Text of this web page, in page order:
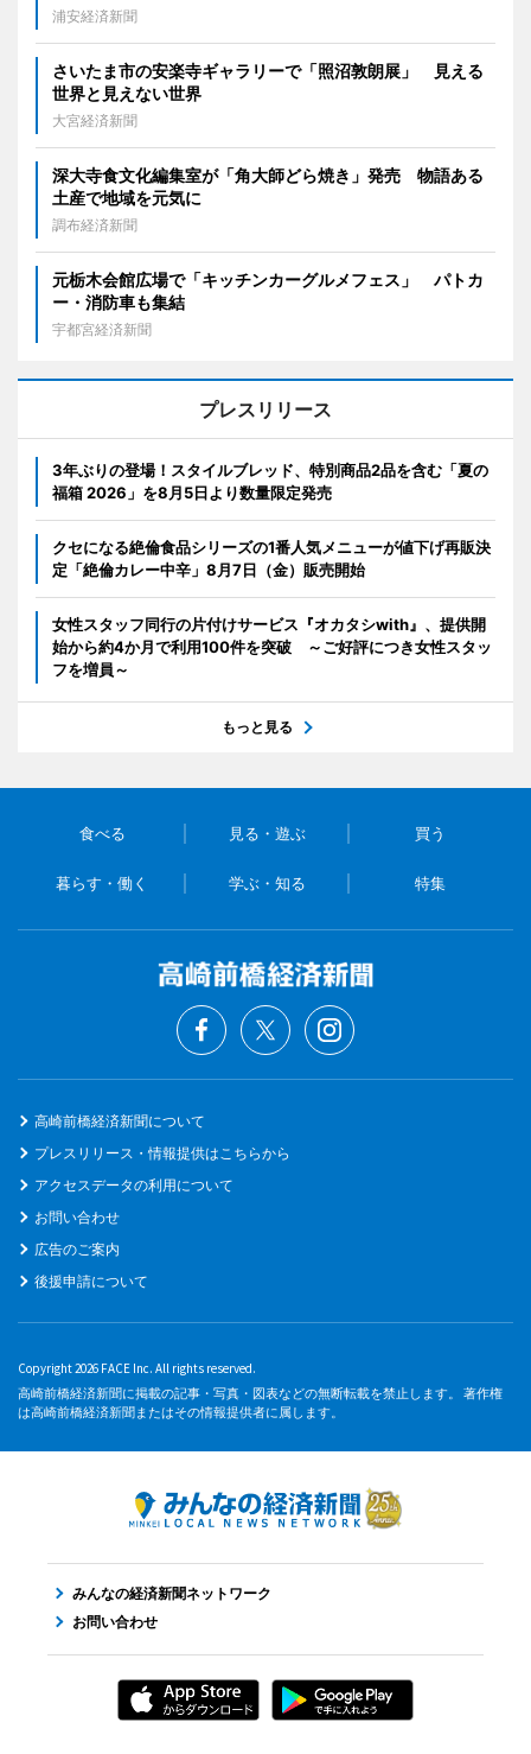
浦安経済新聞
さいたま市の安楽寺ギャラリーで「照沼敦朗展」 見える
世界と見えない世界
大宮経済新聞
深大寺食文化編集室が「角大師どら焼き」発売 物語ある
土産で地域を元気に
調布経済新聞
元栃木会館広場で「キッチンカーグルメフェス」 パトカ
ー・消防車も集結
宇都宮経済新聞
プレスリリース
3年ぶりの登場！スタイルブレッド、特別商品2品を含む「夏の
福箱 2026」を8月5日より数量限定発売
クセになる絶倫食品シリーズの1番人気メニューが値下げ再販決
定「絶倫カレー中辛」8月7日（金）販売開始
女性スタッフ同行の片付けサービス『オカタシwith』、提供開
始から約4か月で利用100件を突破 ～ご好評につき女性スタッ
フを増員～
もっと見る
食べる 見る・遊ぶ 買う
暮らす・働く 学ぶ・知る 特集
高崎前橋経済新聞について
プレスリリース・情報提供はこちらから
アクセスデータの利用について
お問い合わせ
広告のご案内
後援申請について
Copyright 2026 FACE Inc. All rights reserved.
高崎前橋経済新聞に掲載の記事・写真・図表などの無断転載を禁止します。 著作権
は高崎前橋経済新聞またはその情報提供者に属します。
みんなの経済新聞ネットワーク
お問い合わせ